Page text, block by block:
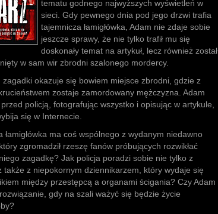
tematu godnego najwyższych wyświetleń w
sieci. Gdy pewnego dnia pod jego drzwi trafia
tajemnicza łamigłówka, Adam nie zdaje sobie
jeszcze sprawy, że nie tylko trafił mu się
doskonały temat na artykuł, lecz również został
w sam wir zbrodni szalonego mordercy.
zagadki okazuje się bowiem miejsce zbrodni, gdzie z
zostaje zamordowany mężczyzna. Adam
policją, fotografując wszystko i opisując w artykule,
się w Internecie.
łamigłówka ma coś wspólnego z wydanym niedawno
zgromadził rzeszę fanów próbujących rozwikłać
zagadkę? Jak policja poradzi sobie nie tylko z
także z niepokornym dziennikarzem, który wydaje się
między przestępcą a organami ścigania? Czy Adam
gdy na szali ważyć się będzie życie